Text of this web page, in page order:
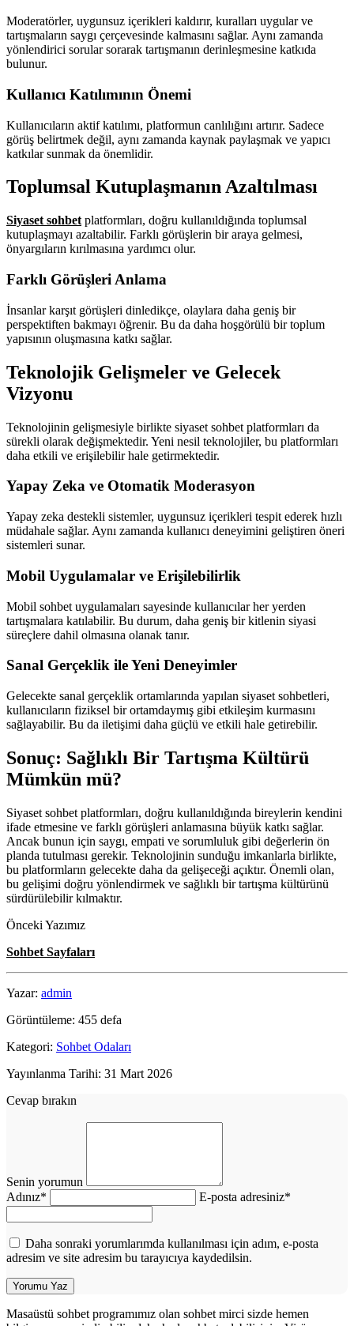
Moderatörler, uygunsuz içerikleri kaldırır, kuralları uygular ve
tartışmaların saygı çerçevesinde kalmasını sağlar. Aynı zamanda
yönlendirici sorular sorarak tartışmanın derinleşmesine katkıda
bulunur.
Kullanıcı Katılımının Önemi
Kullanıcıların aktif katılımı, platformun canlılığını artırır. Sadece
görüş belirtmek değil, aynı zamanda kaynak paylaşmak ve yapıcı
katkılar sunmak da önemlidir.
Toplumsal Kutuplaşmanın Azaltılması
Siyaset sohbet platformları, doğru kullanıldığında toplumsal
kutuplaşmayı azaltabilir. Farklı görüşlerin bir araya gelmesi,
önyargıların kırılmasına yardımcı olur.
Farklı Görüşleri Anlama
İnsanlar karşıt görüşleri dinledikçe, olaylara daha geniş bir
perspektiften bakmayı öğrenir. Bu da daha hoşgörülü bir toplum
yapısının oluşmasına katkı sağlar.
Teknolojik Gelişmeler ve Gelecek
Vizyonu
Teknolojinin gelişmesiyle birlikte siyaset sohbet platformları da
sürekli olarak değişmektedir. Yeni nesil teknolojiler, bu platformları
daha etkili ve erişilebilir hale getirmektedir.
Yapay Zeka ve Otomatik Moderasyon
Yapay zeka destekli sistemler, uygunsuz içerikleri tespit ederek hızlı
müdahale sağlar. Aynı zamanda kullanıcı deneyimini geliştiren öneri
sistemleri sunar.
Mobil Uygulamalar ve Erişilebilirlik
Mobil sohbet uygulamaları sayesinde kullanıcılar her yerden
tartışmalara katılabilir. Bu durum, daha geniş bir kitlenin siyasi
süreçlere dahil olmasına olanak tanır.
Sanal Gerçeklik ile Yeni Deneyimler
Gelecekte sanal gerçeklik ortamlarında yapılan siyaset sohbetleri,
kullanıcıların fiziksel bir ortamdaymış gibi etkileşim kurmasını
sağlayabilir. Bu da iletişimi daha güçlü ve etkili hale getirebilir.
Sonuç: Sağlıklı Bir Tartışma Kültürü
Mümkün mü?
Siyaset sohbet platformları, doğru kullanıldığında bireylerin kendini
ifade etmesine ve farklı görüşleri anlamasına büyük katkı sağlar.
Ancak bunun için saygı, empati ve sorumluluk gibi değerlerin ön
planda tutulması gerekir. Teknolojinin sunduğu imkanlarla birlikte,
bu platformların gelecekte daha da gelişeceği açıktır. Önemli olan,
bu gelişimi doğru yönlendirmek ve sağlıklı bir tartışma kültürünü
sürdürülebilir kılmaktır.
Önceki Yazımız
Sohbet Sayfaları
Yazar: admin
Görüntüleme: 455 defa
Kategori: Sohbet Odaları
Yayınlanma Tarihi: 31 Mart 2026
Cevap bırakın
Senin yorumun
Adınız* E-posta adresiniz*
Daha sonraki yorumlarımda kullanılması için adım, e-posta
adresim ve site adresim bu tarayıcıya kaydedilsin.
Masaüstü sohbet programımız olan sohbet mirci sizde hemen